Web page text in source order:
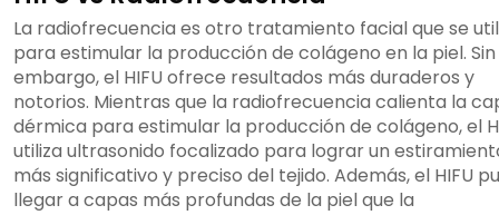
La radiofrecuencia es otro tratamiento facial que se
para estimular la producción de colágeno en la piel. Sin
embargo, el HIFU ofrece resultados más duraderos y
notorios. Mientras que la radiofrecuencia calienta la
dérmica para estimular la producción de colágeno, el
utiliza ultrasonido focalizado para lograr un
más significativo y preciso del tejido. Además, el HIFU
llegar a capas más profundas de la piel que la